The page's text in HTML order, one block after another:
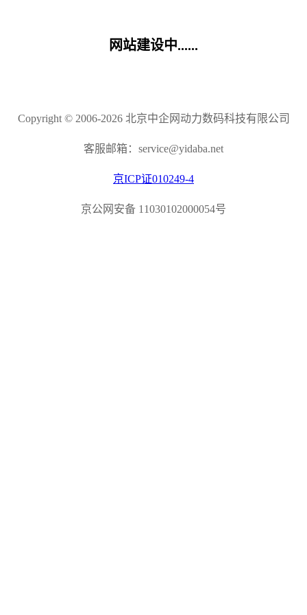
网站建设中......
Copyright © 2006-2026 北京中企网动力数码科技有限公司
客服邮箱：service@yidaba.net
京ICP证010249-4
京公网安备 11030102000054号